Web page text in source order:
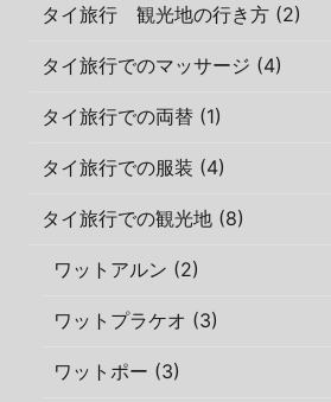
タイ旅行 観光地の行き方 (2)
タイ旅行でのマッサージ (4)
タイ旅行での両替 (1)
タイ旅行での服装 (4)
タイ旅行での観光地 (8)
ワットアルン (2)
ワットプラケオ (3)
ワットポー (3)